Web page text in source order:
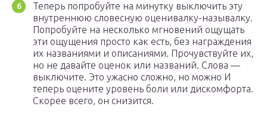
Теперь попробуйте на минутку выключить эту
внутреннюю словесную оценивалку-называлку.
Попробуйте на несколько мгновений ощущать
эти ощущения просто как есть, без награждения
их названиями и описаниями. Прочувствуйте их,
но не давайте оценок или названий. Слова —
выключите. Это ужасно сложно, но можно И
теперь оцените уровень боли или дискомфорта.
Скорее всего, он снизится.